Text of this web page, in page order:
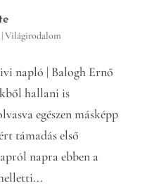
|Világirodalom
napló | Balogh Ernő
hallani is
egészen másképp
támadás első
napra ebben a